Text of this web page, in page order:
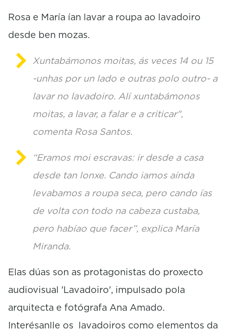
n
s
Rosa e María ían lavar a roupa ao lavadoiro
desde ben mozas.
Xuntabámonos moitas, ás veces 14 ou 15
-unhas por un lado e outras polo outro- a
lavar no lavadoiro. Alí xuntabámonos
moitas, a lavar, a falar e a criticar",
comenta Rosa Santos.
“Eramos moi escravas: ir desde a casa
desde tan lonxe. Cando iamos aínda
levabamos a roupa seca, pero cando ías
de volta con todo na cabeza custaba,
pero habíao que facer”, explica María
Miranda.
Elas dúas son as protagonistas do proxecto
audiovisual 'Lavadoiro', impulsado pola
arquitecta e fotógrafa Ana Amado.
Interésanlle os lavadoiros como elementos da